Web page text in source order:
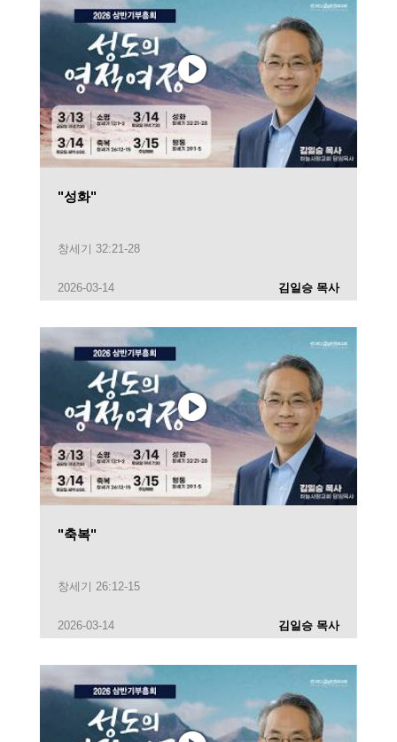
"성화"
창세기 32:21-28
2026-03-14 김일승 목사
"축복"
창세기 26:12-15
2026-03-14 김일승 목사